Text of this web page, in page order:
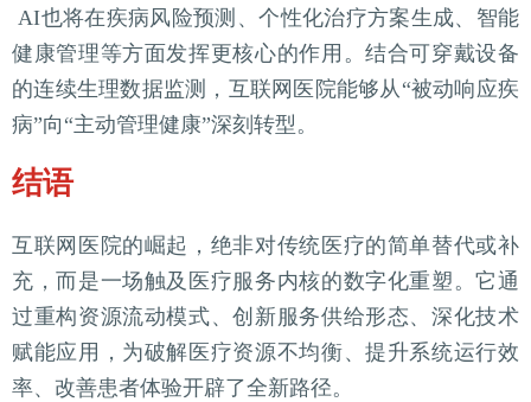
AI也将在疾病风险预测、个性化治疗方案生成、智能
健康管理等方面发挥更核心的作用。结合可穿戴设备
的连续生理数据监测，互联网医院能够从“被动响应疾
病”向“主动管理健康”深刻转型。
结语
互联网医院的崛起，绝非对传统医疗的简单替代或补
充，而是一场触及医疗服务内核的数字化重塑。它通
过重构资源流动模式、创新服务供给形态、深化技术
赋能应用，为破解医疗资源不均衡、提升系统运行效
率、改善患者体验开辟了全新路径。